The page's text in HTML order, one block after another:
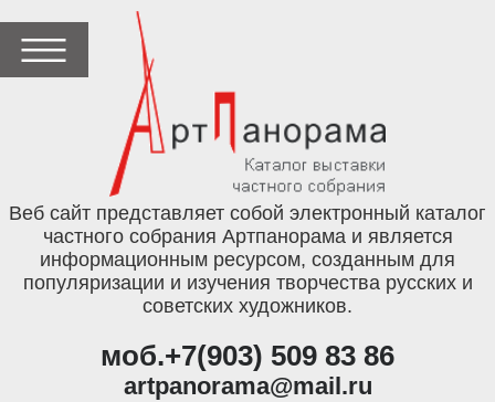
Веб сайт представляет собой электронный каталог
частного собрания Артпанорама и является
информационным ресурсом, созданным для
популяризации и изучения творчества русских и
советских художников.
моб.+7(903) 509 83 86
artpanorama@mail.ru